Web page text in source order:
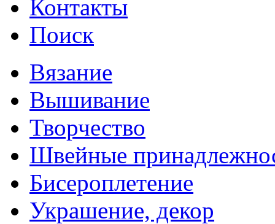
Контакты
Поиск
Вязание
Вышивание
Творчество
Швейные
Бисероплетение
Украшение, декор